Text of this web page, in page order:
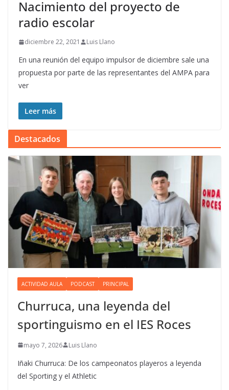
Nacimiento del proyecto de
radio escolar
diciembre 22, 2021 Luis Llano
En una reunión del equipo impulsor de diciembre sale una
propuesta por parte de las representantes del AMPA para
ver
Leer más
Destacados
ACTIVIDAD AULA PODCAST PRINCIPAL
Churruca, una leyenda del
sportinguismo en el IES Roces
mayo 7, 2026 Luis Llano
Iñaki Churruca: De los campeonatos playeros a leyenda
del Sporting y el Athletic